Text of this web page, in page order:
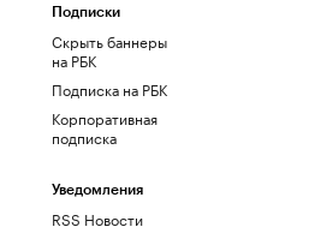
Подписки
Скрыть баннеры
на РБК
Подписка на РБК
Корпоративная
подписка
Уведомления
RSS Новости